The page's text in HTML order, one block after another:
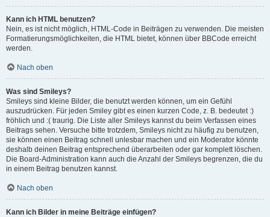
Kann ich HTML benutzen?
Nein, es ist nicht möglich, HTML-Code in Beiträgen zu verwenden. Die meisten
Formatierungsmöglichkeiten, die HTML bietet, können über BBCode erreicht
werden.
Nach oben
Was sind Smileys?
Smileys sind kleine Bilder, die benutzt werden können, um ein Gefühl
auszudrücken. Für jeden Smiley gibt es einen kurzen Code, z. B. bedeutet :)
fröhlich und :( traurig. Die Liste aller Smileys kannst du beim Verfassen eines
Beitrags sehen. Versuche bitte trotzdem, Smileys nicht zu häufig zu benutzen,
sie können einen Beitrag schnell unlesbar machen und ein Moderator könnte
deshalb deinen Beitrag entsprechend überarbeiten oder gar komplett löschen.
Die Board-Administration kann auch die Anzahl der Smileys begrenzen, die du
in einem Beitrag benutzen kannst.
Nach oben
Kann ich Bilder in meine Beiträge einfügen?